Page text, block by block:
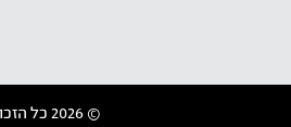
© 2026 כל הזכויות שמורות